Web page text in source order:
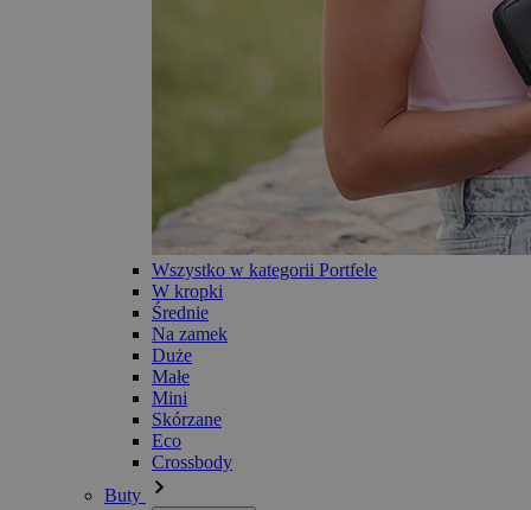
Wszystko w kategorii Portfele
W kropki
Średnie
Na zamek
Duże
Małe
Mini
Skórzane
Eco
Crossbody
Buty